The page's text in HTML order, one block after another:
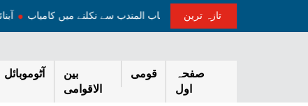
تازہ ترین
کے باوجود پاکستانی تیل بردار جہاز باب المندب سے نکلنے میں کامیاب
صفحہ
اول
قومی
بین
الاقوامی
آٹوموبائل